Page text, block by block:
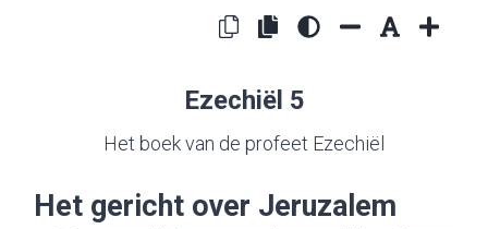
Ezechiël 5
Het boek van de profeet Ezechiël
Het gericht over Jeruzalem